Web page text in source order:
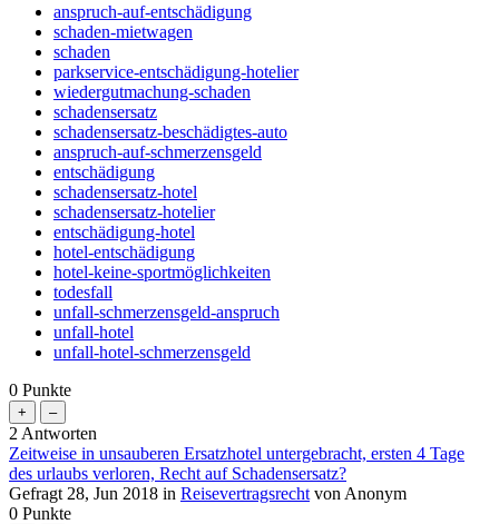
anspruch-auf-entschädigung
schaden-mietwagen
schaden
parkservice-entschädigung-hotelier
wiedergutmachung-schaden
schadensersatz
schadensersatz-beschädigtes-auto
anspruch-auf-schmerzensgeld
entschädigung
schadensersatz-hotel
schadensersatz-hotelier
entschädigung-hotel
hotel-entschädigung
hotel-keine-sportmöglichkeiten
todesfall
unfall-schmerzensgeld-anspruch
unfall-hotel
unfall-hotel-schmerzensgeld
0 Punkte
2 Antworten
Zeitweise in unsauberen Ersatzhotel untergebracht, ersten 4 Tage
des urlaubs verloren, Recht auf Schadensersatz?
Gefragt 28, Jun 2018 in Reisevertragsrecht von Anonym
0 Punkte